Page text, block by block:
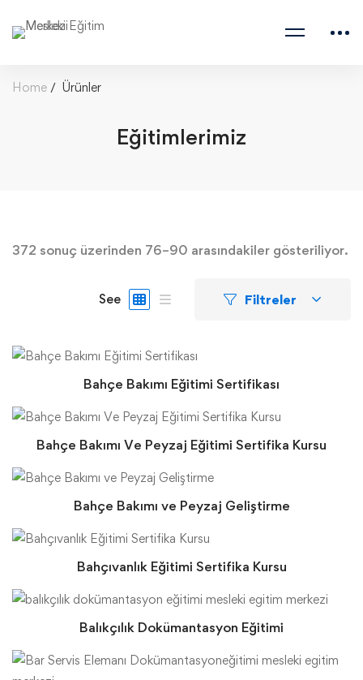
Home Ürünler
Eğitimlerimiz
372 sonuç üzerinden 76–90 arasındakiler gösteriliyor.
See Filtreler
Bahçe Bakımı Eğitimi Sertifikası
Bahçe Bakımı Ve Peyzaj Eğitimi Sertifika Kursu
Bahçe Bakımı ve Peyzaj Geliştirme
Bahçıvanlık Eğitimi Sertifika Kursu
Balıkçılık Dokümantasyon Eğitimi